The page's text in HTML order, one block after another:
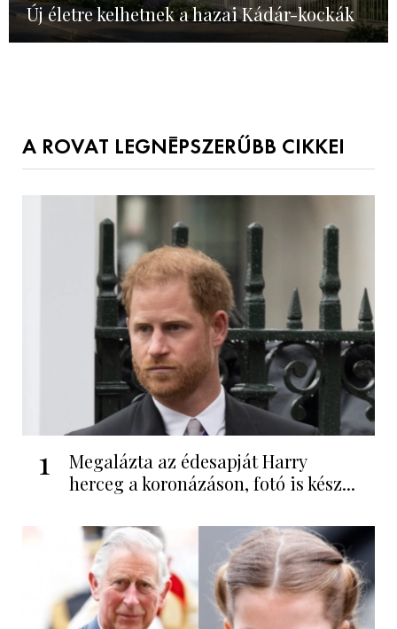
Új életre kelhetnek a hazai Kádár-kockák
A ROVAT LEGNÉPSZERŰBB CIKKEI
1
Megalázta az édesapját Harry
herceg a koronázáson, fotó is kész...